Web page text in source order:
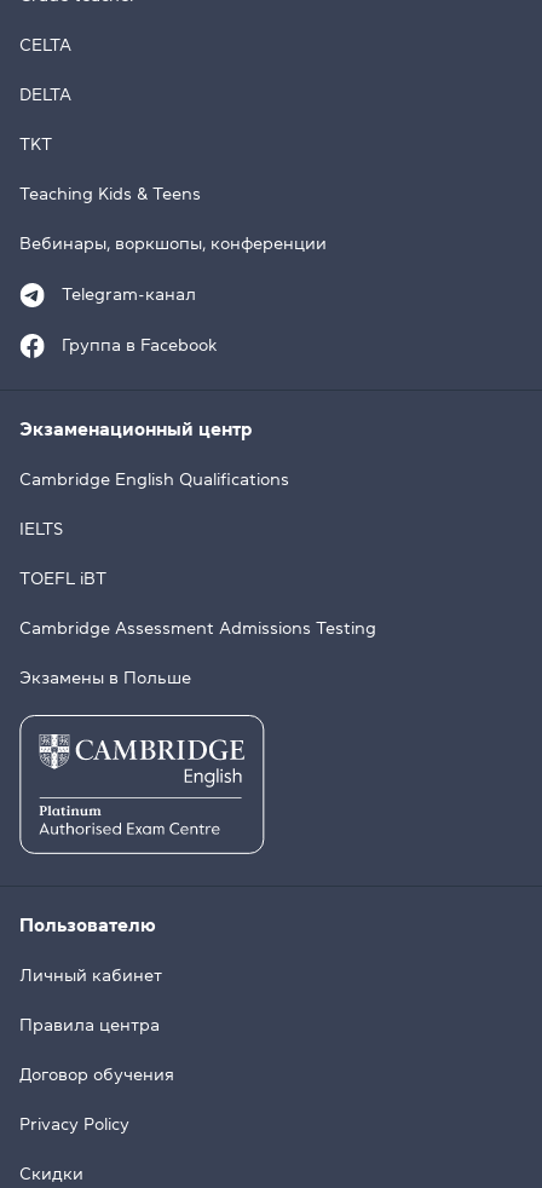
CELTA
DELTA
TKT
Teaching Kids & Teens
Вебинары, воркшопы, конференции
Telegram-канал
Группа в Facebook
Экзаменационный центр
Cambridge English Qualifications
IELTS
TOEFL iBT
Cambridge Assessment Admissions Testing
Экзамены в Польше
Пользователю
Личный кабинет
Правила центра
Договор обучения
Privacy Policy
Скидки